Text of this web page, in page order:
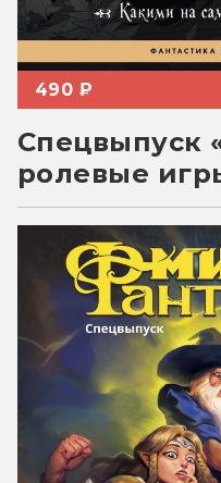
490 ₽
Спецвыпуск
ролевые